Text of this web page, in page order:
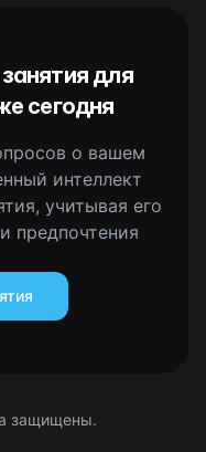
для
сегодня
о вашем
интеллект
учитывая его
предпочтения
защищены.